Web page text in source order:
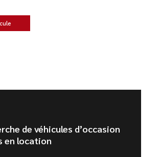
de véhicules d’occasion
en location